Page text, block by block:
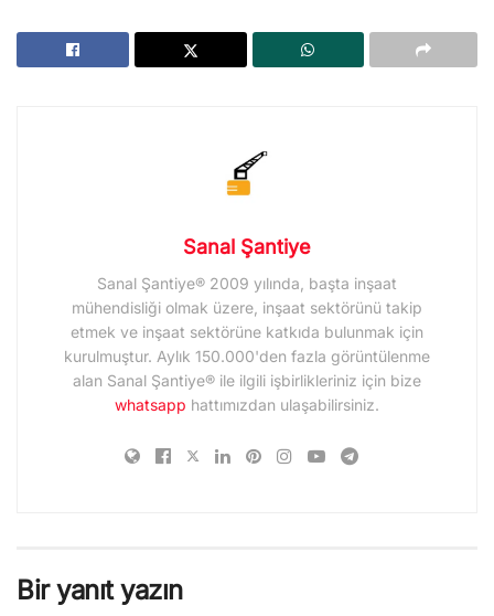
Sanal Şantiye
Sanal Şantiye® 2009 yılında, başta inşaat
mühendisliği olmak üzere, inşaat sektörünü takip
etmek ve inşaat sektörüne katkıda bulunmak için
kurulmuştur. Aylık 150.000'den fazla görüntülenme
alan Sanal Şantiye® ile ilgili işbirlikleriniz için bize
whatsapp hattımızdan ulaşabilirsiniz.
Bir yanıt yazın